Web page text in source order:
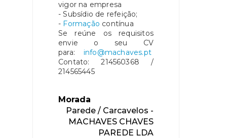
vigor na empresa
- Subsídio de refeição;
- Formação contínua
Se reúne os requisitos
envie o seu CV
para: info@machaves.pt
Contato: 214560368 /
214565445
Morada
Parede / Carcavelos -
MACHAVES CHAVES
PAREDE LDA